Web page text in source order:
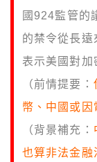
國924監管的
的禁令從長遠
表示美國對加
（前情提要：
幣、中國或因
（背景補充：
也算非法金融